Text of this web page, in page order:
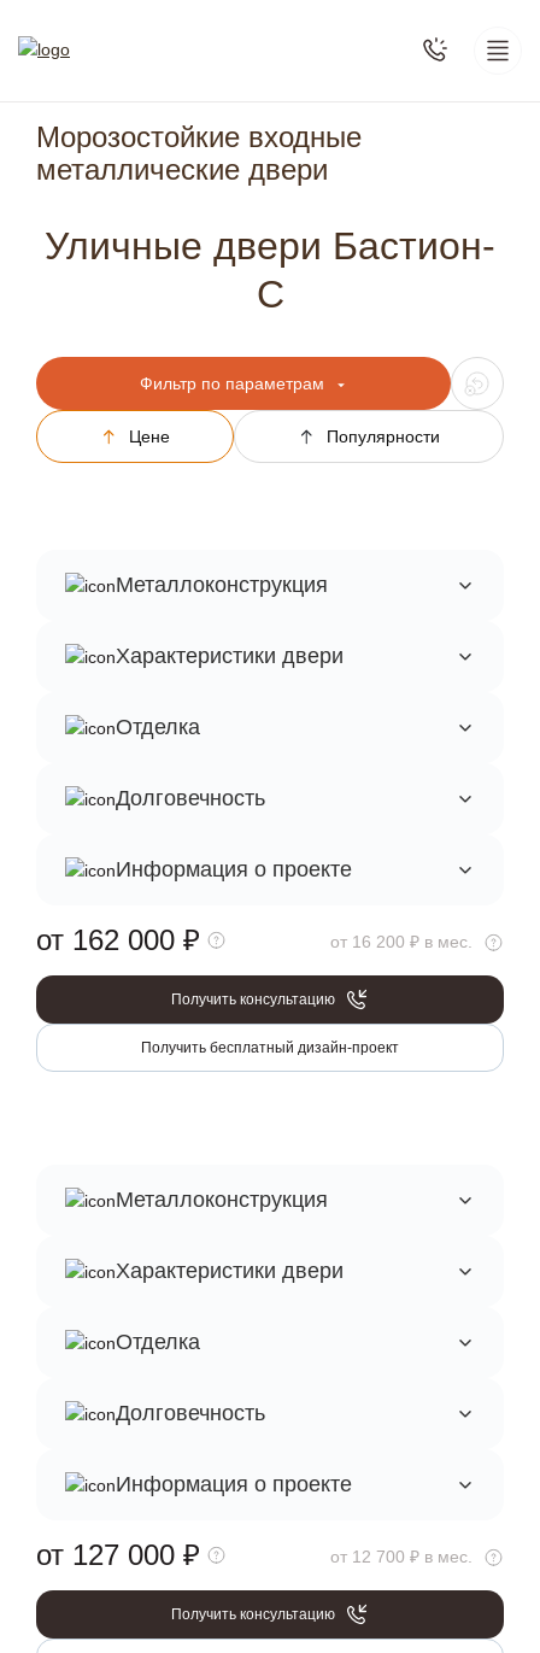
Морозостойкие входные
металлические двери
Уличные двери Бастион-
С
Фильтр по параметрам
Цене Популярности
Металлоконструкция
Характеристики двери
Отделка
Долговечность
Информация о проекте
от 162 000 ₽ от 16 200 ₽ в мес.
Получить консультацию
Получить бесплатный дизайн-проект
Металлоконструкция
Характеристики двери
Отделка
Долговечность
Информация о проекте
от 127 000 ₽ от 12 700 ₽ в мес.
Получить консультацию